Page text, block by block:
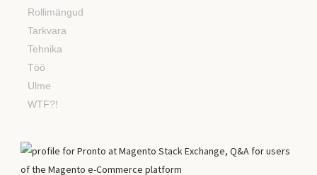
Rollimängud
Tarkvara
Tehnika
Töö
Ulme
WTF?!